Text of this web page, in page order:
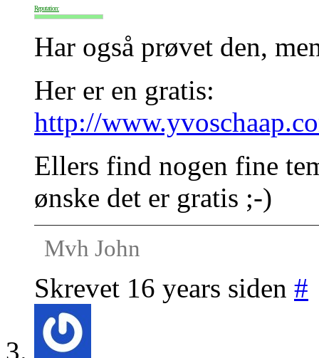
Reputation:
Har også prøvet den,
Her er en gratis:
http://
Ellers find nogen fine
ønske det er gratis ;-)
Mvh John
Skrevet 16 years siden #